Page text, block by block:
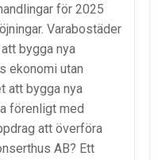
för 2025
Varabostäder
bygga nya
ekonomi utan
att bygga nya
förenligt med
att överföra
AB? Ett